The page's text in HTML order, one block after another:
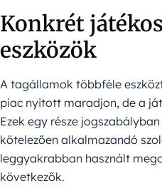
Konkrét
eszközök
A tagállamok többféle
piac nyitott maradjon, de a
Ezek egy része
kötelezően alkalmazandó
leggyakrabban használt
következők.